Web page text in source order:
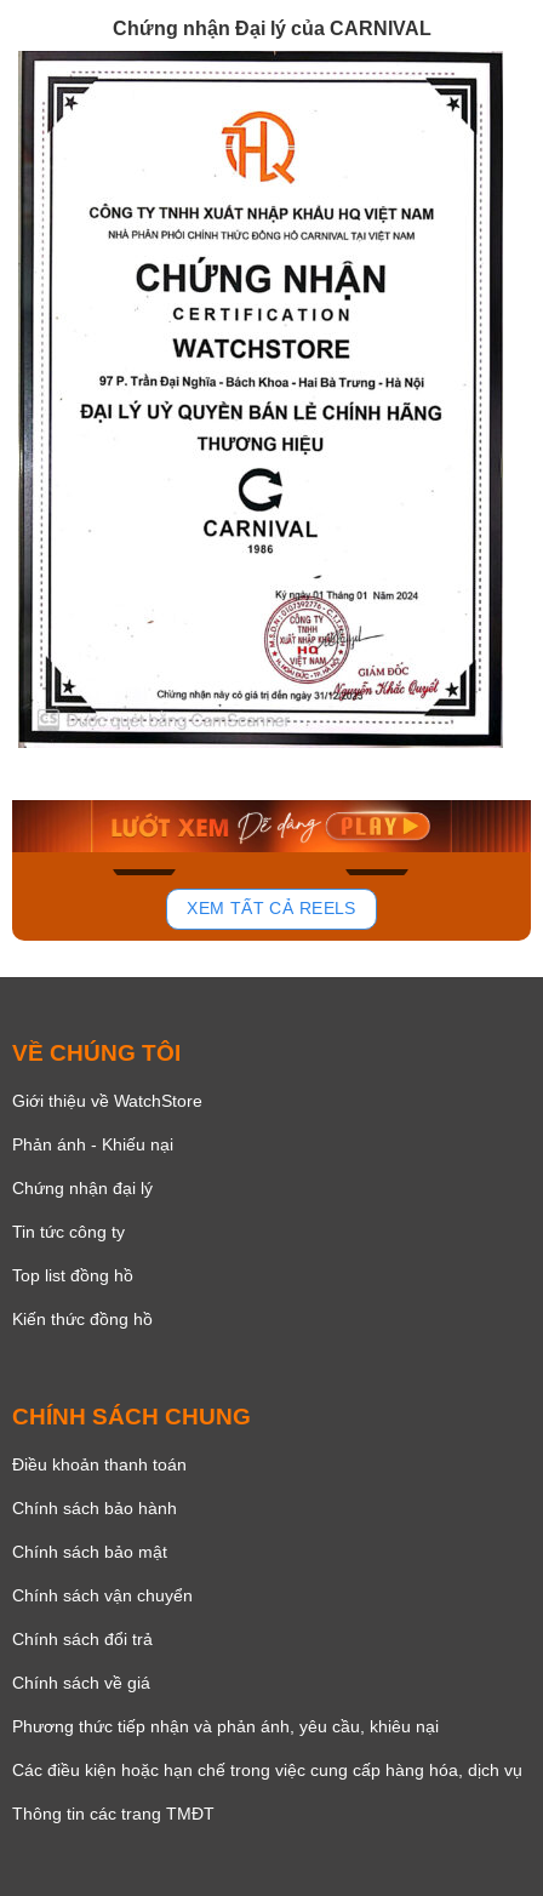
Chứng nhận Đại lý của CARNIVAL
168
Orient Nam RA-
Mua ngay
Casio Nam MTS-
Mua ngay
XEM TẤT CẢ REELS
VỀ CHÚNG TÔI
Giới thiệu về WatchStore
Phản ánh - Khiếu nại
Chứng nhận đại lý
Tin tức công ty
Top list đồng hồ
Kiến thức đồng hồ
CHÍNH SÁCH CHUNG
Điều khoản thanh toán
Chính sách bảo hành
Chính sách bảo mật
Chính sách vận chuyển
Chính sách đổi trả
Chính sách về giá
Phương thức tiếp nhận và phản ánh, yêu cầu, khiêu nại
Các điều kiện hoặc hạn chế trong việc cung cấp hàng hóa, dịch vụ
Thông tin các trang TMĐT